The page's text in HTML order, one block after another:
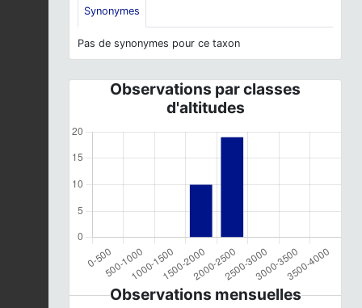
Synonymes
Pas de synonymes pour ce taxon
Observations par classes
d'altitudes
Observations mensuelles